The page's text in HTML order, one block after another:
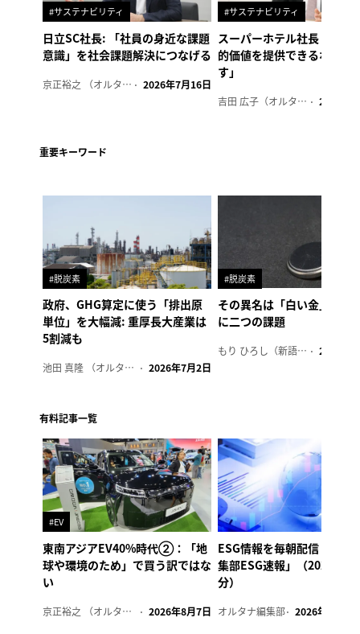
#サステナビリティ
日立SC社長: 「社員の身近な課題
意識」を社会課題解決につなげる
京正裕之 （オルタナ副編集長） 2026年7月16日
#サステナビリティ
スーパーホテル社長「地域
的価値を提供できるホテル
す」
吉田 広子（オルタナ輪番編集長） 2026年6
重要キーワード
#脱炭素
政府、GHG算定に使う「排出原
単位」を大幅減: 重厚長大産業は
5割減も
池田 真隆 （オルタナ輪番編集長） 2026年7月2日
#脱炭素
その異名は「白い金」、リ
に二つの課題
もり ひろし（新語ウォッチャー） 2023年7
有料記事一覧
#EV
東南アジアEV40%時代②：「地
球や環境のため」で買う訳ではな
い
京正裕之 （オルタナ副編集長） 2026年8月7日
ESG情報を毎朝配信「オル
集部ESG速報」（2026年8
分）
オルタナ編集部 2026年8月7日